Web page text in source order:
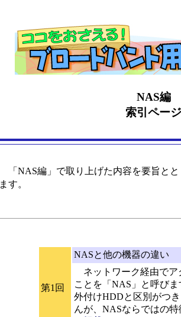
NAS編
索引ページ
「NAS編」で取り上げた内容を要旨と
ます。
第1回
NASと他の機器の違い
ネットワーク経由でア
ことを「NAS」と呼び
外付けHDDと区別がつ
んが、NASならではの